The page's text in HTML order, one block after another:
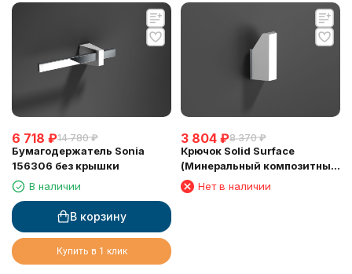
6 718 ₽14 780 ₽
Бумагодержатель Sonia
156306 без крышки
В наличии
В корзину
Купить в 1 клик
3 804 ₽8 370 ₽
Крючок Solid Surface
(Минеральный композитный
материал) Sonia 156351
Нет в наличии